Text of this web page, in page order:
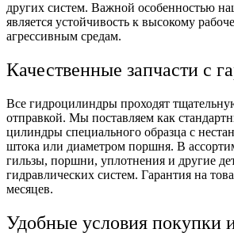
других систем. Важной особенностью
является устойчивость к высокому
агрессивным средам.
Качественные запчасти с
Все гидроцилиндры проходят
отправкой. Мы поставляем как
цилиндры специального образца с
штока или диаметром поршня. В
гильзы, поршни, уплотнения и другие
гидравлических систем. Гарантия на
месяцев.
Удобные условия покупки